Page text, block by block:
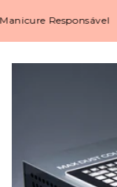
Responsável